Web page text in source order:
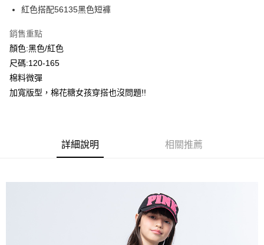
Google Pay
ATM付款
運送方式
全家付款取貨
每筆NT$80，滿NT$2,000(含以上)免運費
7-11付款取貨
每筆NT$80，滿NT$2,000(含以上)免運費
紅色搭配56135黑色短褲
銷售重點
顏色:黑色/紅色
尺碼:120-165
棉料微彈
加寬版型，棉花糖女孩穿搭也沒問題!!
詳細說明 相關推薦